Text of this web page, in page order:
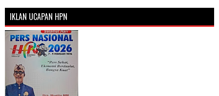
IKLAN UCAPAN HPN